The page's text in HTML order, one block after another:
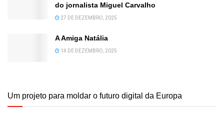
do jornalista Miguel Carvalho
27 DE DEZEMBRO, 2025
A Amiga Natália
14 DE DEZEMBRO, 2025
Um projeto para moldar o futuro digital da Europa